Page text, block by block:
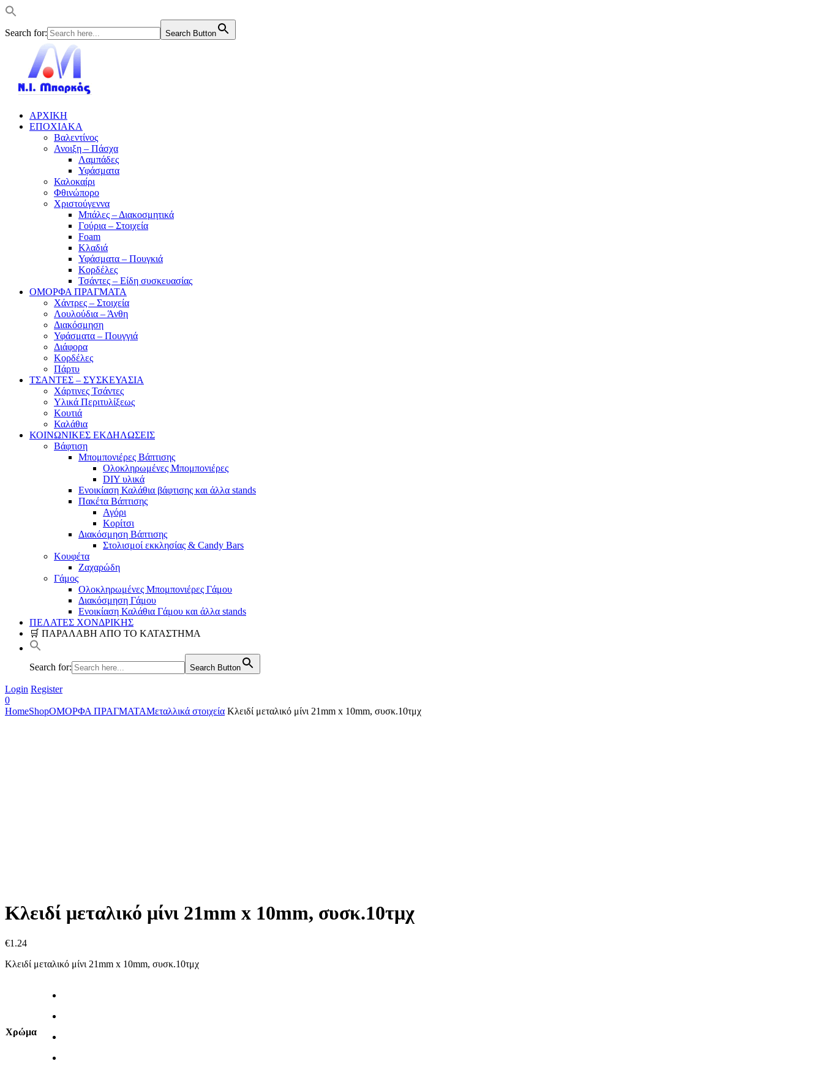
Search for: Search Button
ΑΡΧΙΚΗ
ΕΠΟΧΙΑΚΑ
Βαλεντίνος
Ανοιξη – Πάσχα
Λαμπάδες
Υφάσματα
Καλοκαίρι
Φθινώπορο
Χριστούγεννα
Μπάλες – Διακοσμητικά
Γούρια – Στοιχεία
Foam
Κλαδιά
Υφάσματα – Πουγκιά
Κορδέλες
Τσάντες – Είδη συσκευασίας
ΟΜΟΡΦΑ ΠΡΑΓΜΑΤΑ
Χάντρες – Στοιχεία
Λουλούδια – Άνθη
Διακόσμηση
Υφάσματα – Πουγγιά
Διάφορα
Κορδέλες
Πάρτυ
ΤΣΑΝΤΕΣ – ΣΥΣΚΕΥΑΣΙΑ
Χάρτινες Τσάντες
Υλικά Περιτυλίξεως
Κουτιά
Καλάθια
ΚΟΙΝΩΝΙΚΕΣ ΕΚΔΗΛΩΣΕΙΣ
Βάφτιση
Μπομπονιέρες Βάπτισης
Ολοκληρωμένες Μπομπονιέρες
DIY υλικά
Ενοικίαση Καλάθια βάφτισης και άλλα stands
Πακέτα Βάπτισης
Αγόρι
Κορίτσι
Διακόσμηση Βάπτισης
Στολισμοί εκκλησίας & Candy Bars
Κουφέτα
Ζαχαρώδη
Γάμος
Ολοκληρωμένες Μπομπονιέρες Γάμου
Διακόσμηση Γάμου
Ενοικίαση Καλάθια Γάμου και άλλα stands
ΠΕΛΑΤΕΣ ΧΟΝΔΡΙΚΗΣ
🛒 ΠΑΡΑΛΑΒΗ ΑΠΟ ΤΟ ΚΑΤΑΣΤΗΜΑ
Search for: Search Button
Login Register
0
HomeShopΟΜΟΡΦΑ ΠΡΑΓΜΑΤΑΜεταλλικά στοιχεία Κλειδί μεταλικό μίνι 21mm x 10mm, συσκ.10τμχ
Κλειδί μεταλικό μίνι 21mm x 10mm, συσκ.10τμχ
€1.24
Κλειδί μεταλικό μίνι 21mm x 10mm, συσκ.10τμχ
Χρώμα